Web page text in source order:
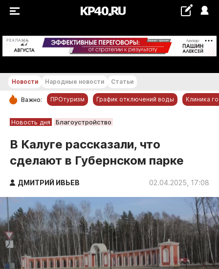
РЕКЛАМА +15...+16 °С
РУБРИКИ
Новости компаний
Статьи
Народные новости
Авто и транспорт
Благоустройство
Криминал
Культура
Недвижимость и ЖКХ
Новости Народные новости Статьи
Важно: ПРОтуризм График отключений воды Клиника
Новость дня Благоустройство
В Калуге рассказали, что
сделают в Губернском парке
ДМИТРИЙ ИВЬЕВ 02.04.2025, 17:08